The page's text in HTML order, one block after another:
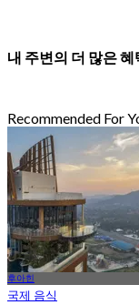
내 주변의 더 많은
Recommended For
후아힌
국제 음식